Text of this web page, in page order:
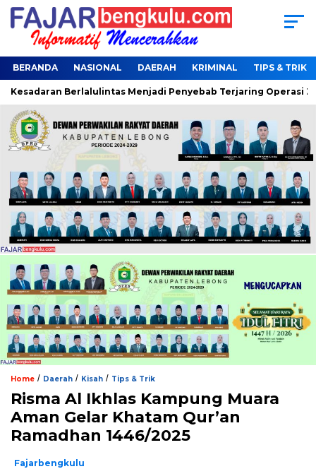
BERANDA NASIONAL DAERAH KRIMINAL TIPS & TRIK
Berlalulintas Menjadi Penyebab Terjaring Operasi Zebra
Home / Daerah / Kisah / Tips & Trik
Risma Al Ikhlas Kampung Muara
Aman Gelar Khatam Qur’an
Ramadhan 1446/2025
Fajarbengkulu